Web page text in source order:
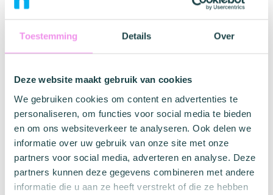
Toestemming Details Over
Deze website maakt gebruik van cookies
We gebruiken cookies om content en advertenties te
personaliseren, om functies voor social media te bieden
en om ons websiteverkeer te analyseren. Ook delen we
informatie over uw gebruik van onze site met onze
partners voor social media, adverteren en analyse. Deze
partners kunnen deze gegevens combineren met andere
informatie die u aan ze heeft verstrekt of die ze hebben
Merk informatie
Mister Size
Find the right Mister Size condom for you!
Ook interessant